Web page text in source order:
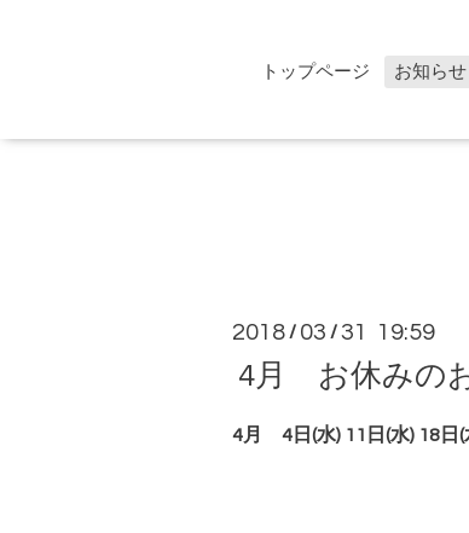
トップページ お知らせ
2018 / 03 /31 19:59
4月 お休みの
4月 4日(水) 11日(水) 18日(